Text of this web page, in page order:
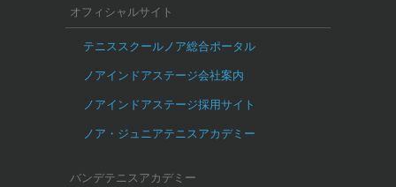
オフィシャルサイト
テニススクールノア総合ポータル
ノアインドアステージ会社案内
ノアインドアステージ採用サイト
ノア・ジュニアテニスアカデミー
バンデテニスアカデミー